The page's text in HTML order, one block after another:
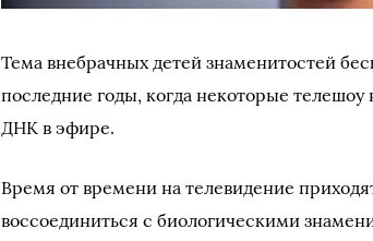
Тема внебрачных детей знаменитостей
последние годы, когда некоторые телешоу
ДНК в эфире.
Время от времени на телевидение
воссоединиться с биологическими